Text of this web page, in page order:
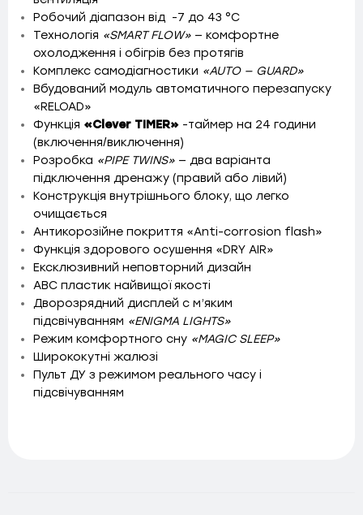
Робочий діапазон від -7 до 43 °C
Технологія «SMART FLOW» — комфортне
охолодження і обігрів без протягів
Комплекс самодіагностики «AUTO — GUARD»
Вбудований модуль автоматичного перезапуску
«RELOAD»
Функція «Сlever TIMER» -таймер на 24 години
(включення/виключення)
Розробка «PIPE TWINS» — два варіанта
підключення дренажу (правий або лівий)
Конструкція внутрішнього блоку, що легко
очищається
Антикорозійне покриття «Anti-corrosion flash»
Функція здорового осушення «DRY AIR»
Ексклюзивний неповторний дизайн
ABC пластик найвищої якості
Дворозрядний дисплей c м’яким
підсвічуванням «ENIGMA LIGHTS»
Режим комфортного сну «MAGIC SLEEP»
Ширококутні жалюзі
Пульт ДУ з режимом реального часу і
підсвічуванням